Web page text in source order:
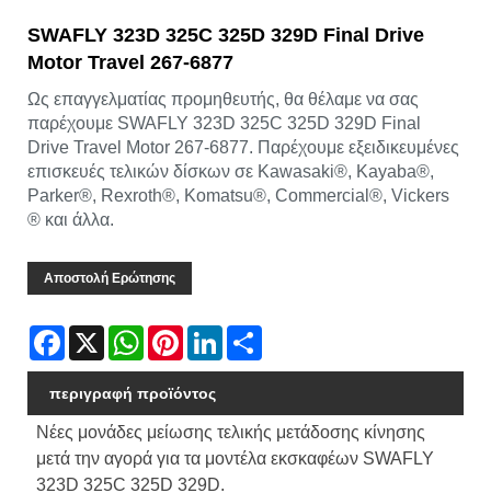
SWAFLY 323D 325C 325D 329D Final Drive
Motor Travel 267-6877
Ως επαγγελματίας προμηθευτής, θα θέλαμε να σας
παρέχουμε SWAFLY 323D 325C 325D 329D Final
Drive Travel Motor 267-6877. Παρέχουμε εξειδικευμένες
επισκευές τελικών δίσκων σε Kawasaki®, Kayaba®,
Parker®, Rexroth®, Komatsu®, Commercial®, Vickers
® και άλλα.
Αποστολή Ερώτησης
Facebook
X WhatsAppPinterestLinkedIn
περιγραφή προϊόντος
Νέες μονάδες μείωσης τελικής μετάδοσης κίνησης
μετά την αγορά για τα μοντέλα εκσκαφέων SWAFLY
323D 325C 325D 329D.